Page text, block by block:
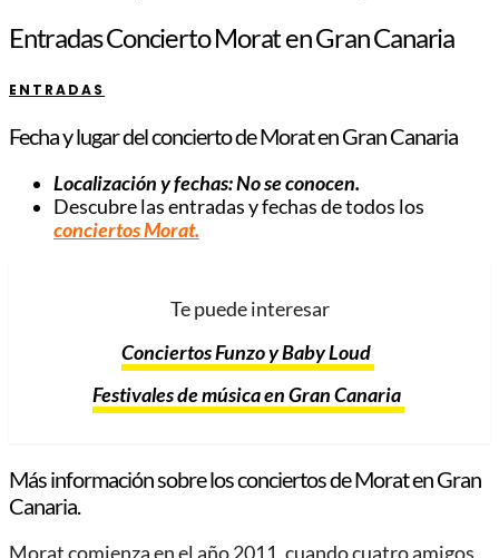
Entradas Concierto Morat en Gran Canaria
ENTRADAS
Fecha y lugar del concierto de Morat en Gran Canaria
Localización y fechas: No se conocen.
Descubre las entradas y fechas de todos los
conciertos Morat.
Te puede interesar
Conciertos Funzo y Baby Loud
Festivales de música en Gran Canaria
Más información sobre los conciertos de Morat en Gran
Canaria.
Morat comienza en el año 2011, cuando cuatro amigos